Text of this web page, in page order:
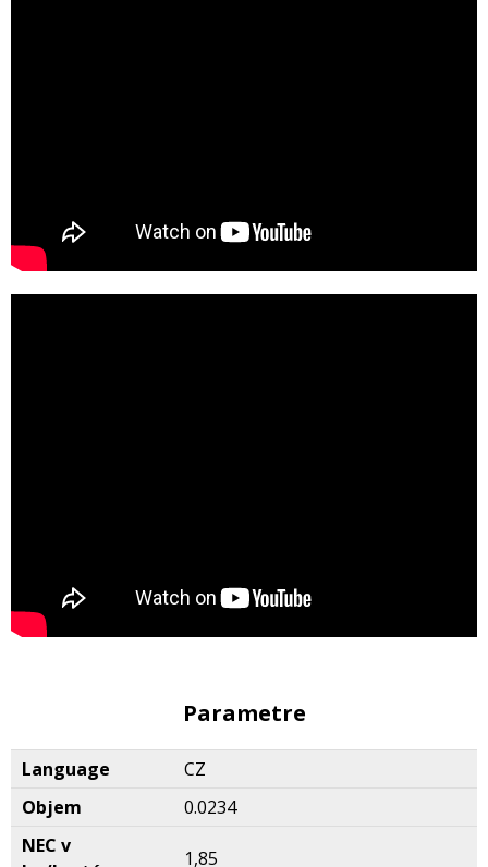
Parametre
Language
CZ
Objem
0.0234
NEC v
1,85